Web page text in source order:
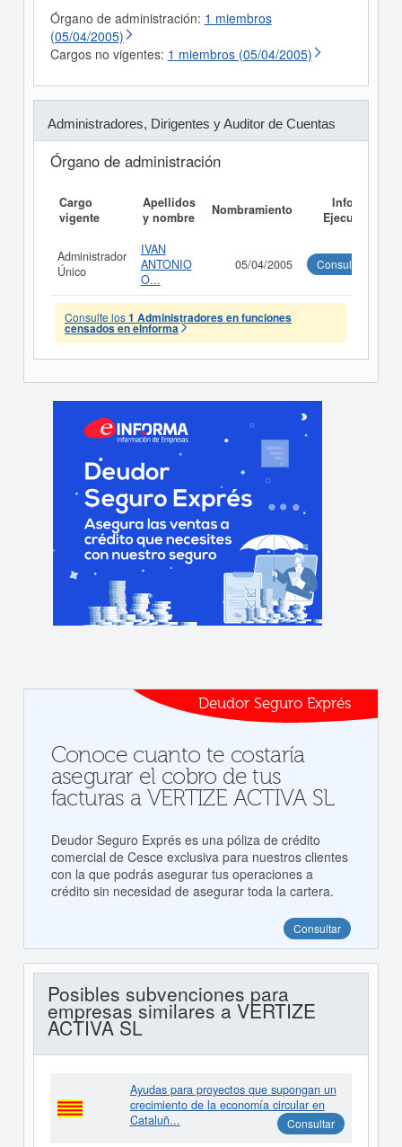
Órgano de administración: 1 miembros
(05/04/2005)
Cargos no vigentes: 1 miembros (05/04/2005)
Administradores, Dirigentes y Auditor de Cuentas
Órgano de administración
Cargo
vigente
Apellidos
y nombre
Nombramiento
Informe
Ejecutivo
Administrador
Único
IVAN
ANTONIO
O...
05/04/2005 Consultar
Consulte los1 Administradores en funciones
censados en eInforma
Deudor Seguro Exprés
Conoce cuanto te costaría
asegurar el cobro de tus
facturas a VERTIZE ACTIVA SL
Deudor Seguro Exprés es una póliza de crédito
comercial de Cesce exclusiva para nuestros clientes
con la que podrás asegurar tus operaciones a
crédito sin necesidad de asegurar toda la cartera.
Consultar
Posibles subvenciones para
empresas similares a VERTIZE
ACTIVA SL
Ayudas para proyectos que supongan un
crecimiento de la economía circular en
Cataluñ...
Consultar